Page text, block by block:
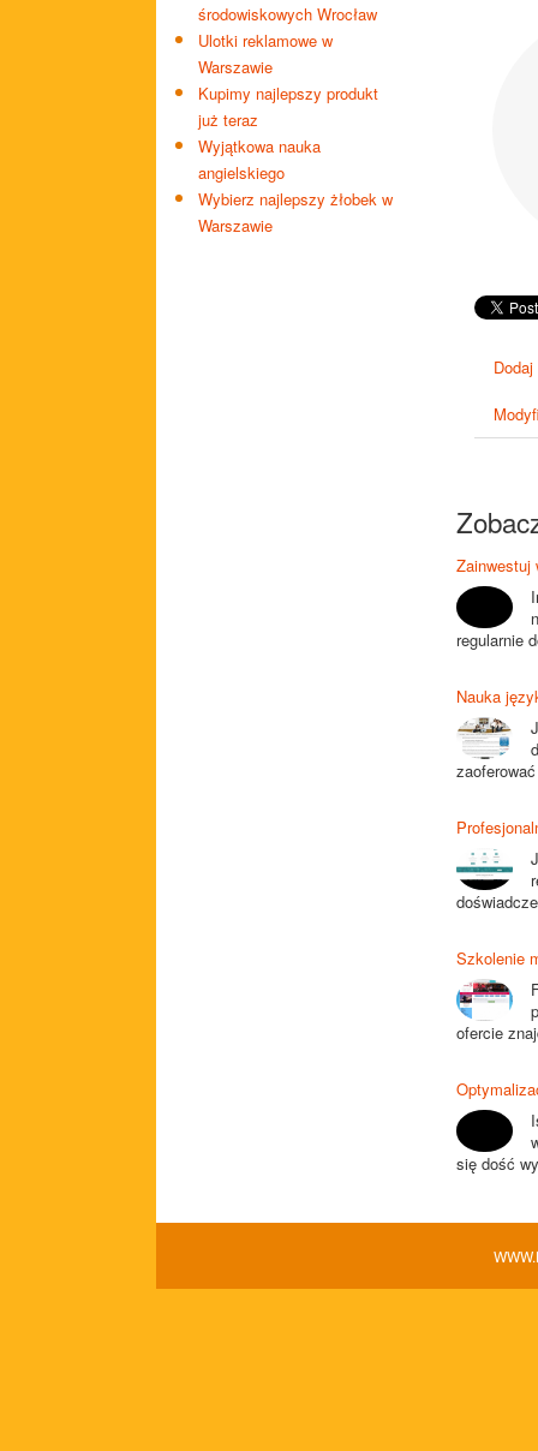
środowiskowych Wrocław
Ulotki reklamowe w
Warszawie
Kupimy najlepszy produkt
już teraz
Wyjątkowa nauka
angielskiego
Wybierz najlepszy żłobek w
Warszawie
Zainwestuj
regularnie
Nauka
Szkolenie
ofercie
się dość